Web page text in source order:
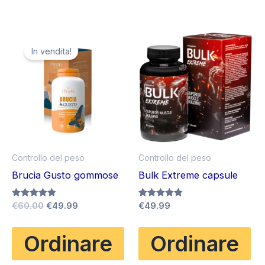
In vendita!
Controllo del peso
Brucia Gusto gommose
Valutato
€60.00 Il
originale
era:
€60.00.
€49.99
attuale
è:
€49.99.
Ordinare
Controllo del peso
Bulk Extreme capsule
Valutato
€49.99
Ordinare